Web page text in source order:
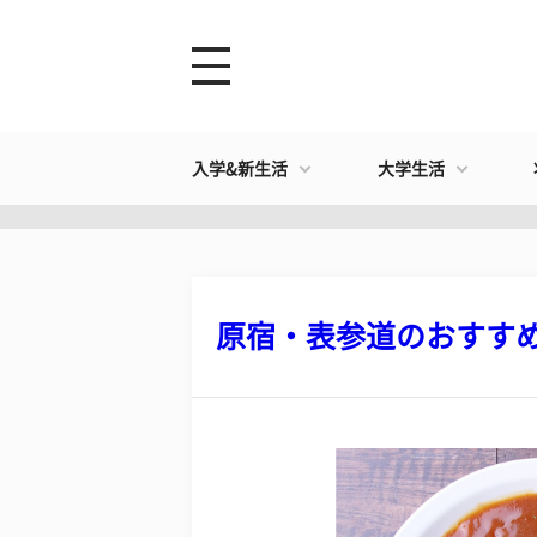
入学&新生活 大学生活
原宿・表参道のおすす